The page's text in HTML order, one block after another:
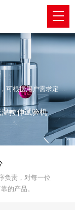
馥勒仪器FULETEST技术团队拥有十余年行业经验，可根据用户需求定制适配的专业解决方案。
拉伸试验机
负责，对每一位
的产品。